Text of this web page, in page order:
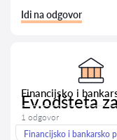
Idi na odgovor
Financijsko i
Ev.odšteta
1 odgovor
Financijsko i bankarsko